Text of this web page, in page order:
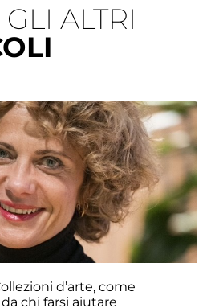
ALTRI
d’arte, come
chi farsi aiutare
Pagina
Pagina
PaginaPagina